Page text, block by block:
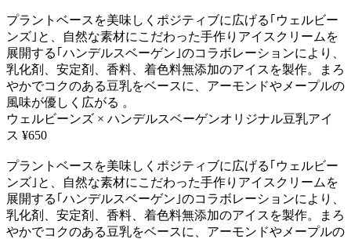
プラントベースを美味しくポジティブに広げる｢ウェルビー
ンズ｣と、自然な素材にこだわった手作りアイスクリームを
展開する｢ハンデルスベーゲン｣のコラボレーションにより、
乳化剤、安定剤、香料、着色料無添加のアイスを製作。まろ
やかでコクのある豆乳をベースに、アーモンドやメープルの
風味が優しく広がる 。
ウェルビーンズ × ハンデルスベーゲンオリジナル豆乳アイ
ス ¥650
プラントベースを美味しくポジティブに広げる｢ウェルビー
ンズ｣と、自然な素材にこだわった手作りアイスクリームを
展開する｢ハンデルスベーゲン｣のコラボレーションにより、
乳化剤、安定剤、香料、着色料無添加のアイスを製作。まろ
やかでコクのある豆乳をベースに、アーモンドやメープルの